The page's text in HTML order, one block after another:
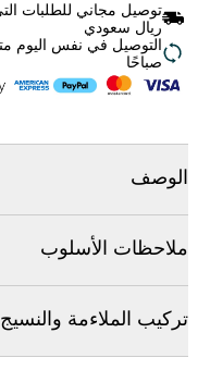
ريال سعودي
صباحًا
الوصف
ملاحظات الأسلوب
تركيب الملاءمة والنسيج